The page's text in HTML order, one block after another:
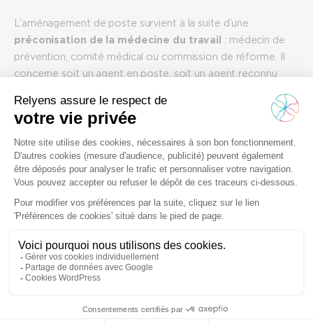
L’aménagement de poste survient à la suite d’une
préconisation de la médecine du travail : médecin de
prévention, comité médical ou commission de réforme. Il
concerne soit un agent en poste, soit un agent reconnu
d’aménagement.
sous forme de certificat concernant :
Le matériel,
L’organisation, et l’éventuel allégement des tâches,
temps de repos etc),
Les aides professionnelles,
Les modes de transport.